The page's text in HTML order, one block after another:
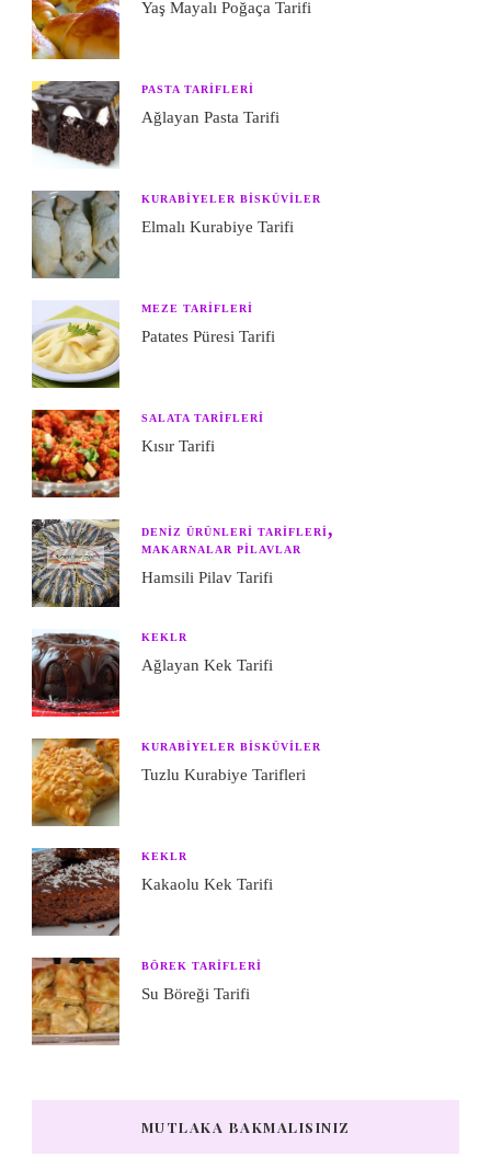
Yaş Mayalı Poğaça Tarifi
PASTA TARIFLERI
Ağlayan Pasta Tarifi
KURABIYELER BISKÜVILER
Elmalı Kurabiye Tarifi
MEZE TARIFLERI
Patates Püresi Tarifi
SALATA TARIFLERI
Kısır Tarifi
DENIZ ÜRÜNLERI TARIFLERI
MAKARNALAR PILAVLAR
Hamsili Pilav Tarifi
KEKLR
Ağlayan Kek Tarifi
KURABIYELER BISKÜVILER
Tuzlu Kurabiye Tarifleri
KEKLR
Kakaolu Kek Tarifi
BÖREK TARIFLERI
Su Böreği Tarifi
MUTLAKA BAKMALISINIZ